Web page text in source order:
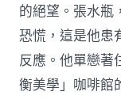
的絕望。張水瓶
恐慌，這是他患
反應。他單戀著
衡美學」咖啡館